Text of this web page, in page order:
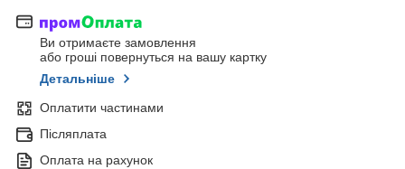
Ви отримаєте замовлення
або гроші повернуться на вашу картку
Детальніше
Оплатити частинами
Післяплата
Оплата на рахунок